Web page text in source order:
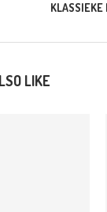
KLASSIEKE
LIKE